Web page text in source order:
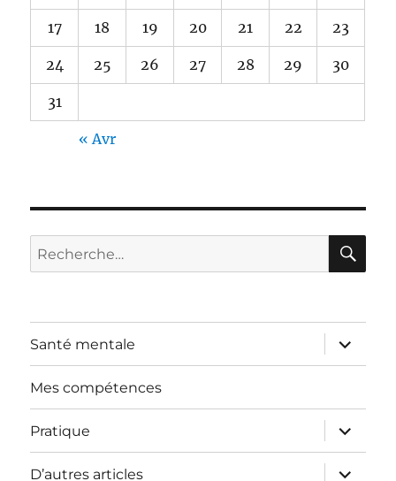
17 18 19 20 21 22 23
24 25 26 27 28 29 30
31
« Avr
Recherche
pour :
Santé mentale
ouvrir
le
sous-
Mes compétences
Pratique
ouvrir
le
sous-
menu
D’autres articles
ouvrir